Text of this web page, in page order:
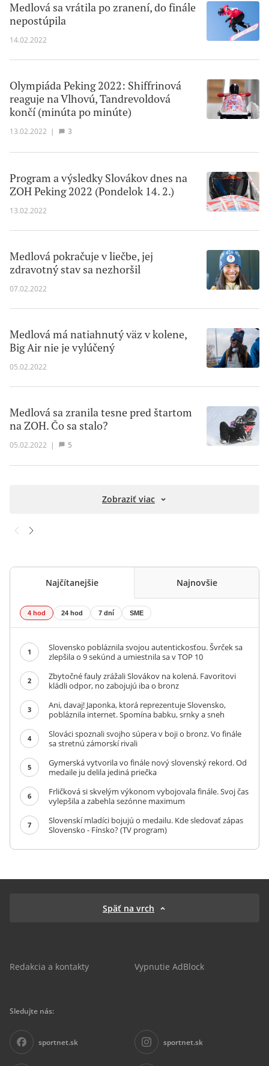
Medlová sa vrátila po zranení, do finále
nepostúpila
14.02.2022
Olympiáda Peking 2022: Shiffrinová
reaguje na Vlhovú, Tandrevoldová
končí (minúta po minúte)
13.02.2022 | 3
Program a výsledky Slovákov dnes na
ZOH Peking 2022 (Pondelok 14. 2.)
13.02.2022
Medlová pokračuje v liečbe, jej
zdravotný stav sa nezhoršil
07.02.2022
Medlová má natiahnutý väz v kolene,
Big Air nie je vylúčený
05.02.2022
Medlová sa zranila tesne pred štartom
na ZOH. Čo sa stalo?
05.02.2022 | 5
Zobraziť viac
Najčítanejšie Najnovšie
4 hod 24 hod 7 dní SME
1
Slovensko pobláznila svojou autentickosťou. Švrček sa
zlepšila o 9 sekúnd a umiestnila sa v TOP 10
2
Zbytočné fauly zrážali Slovákov na kolená. Favoritovi
kládli odpor, no zabojujú iba o bronz
3
Ani, davaj! Japonka, ktorá reprezentuje Slovensko,
pobláznila internet. Spomína babku, srnky a sneh
4
Slováci spoznali svojho súpera v boji o bronz. Vo finále
sa stretnú zámorskí rivali
5
Gymerská vytvorila vo finále nový slovenský rekord. Od
medaile ju delila jediná priečka
6
Frličková si skvelým výkonom vybojovala finále. Svoj čas
vylepšila a zabehla sezónne maximum
7
Slovenskí mladíci bojujú o medailu. Kde sledovať zápas
Slovensko - Fínsko? (TV program)
Späť na vrch
Redakcia a kontakty Vypnutie AdBlock
Sledujte nás:
sportnet.sk sportnet.sk